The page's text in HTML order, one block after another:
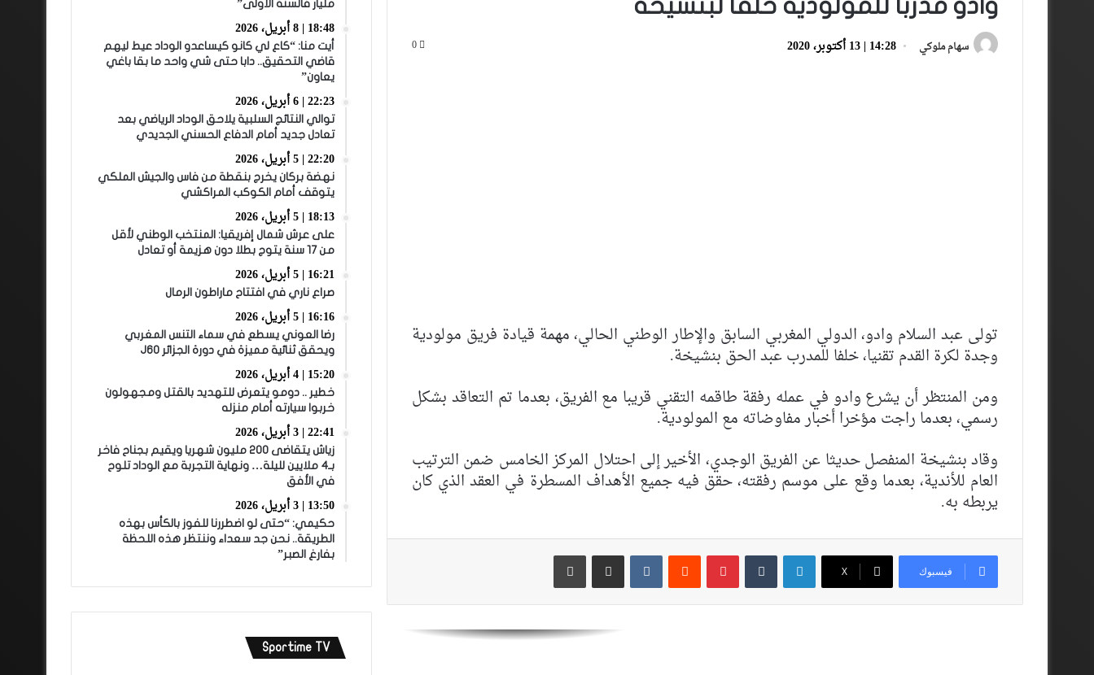
وادو مدربا للمولودية خلفا لبنشيخة
سهام ملوكي 14:28 | 13 أكتوبر، 2020 0
تولى عبد السلام وادو، الدولي المغربي السابق والإطار الوطني الحالي، مهمة قيادة فريق مولودية
وجدة لكرة القدم تقنيا، خلفا للمدرب عبد الحق بنشيخة.
ومن المنتظر أن يشرع وادو في عمله رفقة طاقمه التقني قريبا مع الفريق، بعدما تم التعاقد بشكل
رسمي، بعدما راجت مؤخرا أخبار مفاوضاته مع المولودية.
وقاد بنشيخة المنفصل حديثا عن الفريق الوجدي، الأخير إلى احتلال المركز الخامس ضمن الترتيب
العام للأندية، بعدما وقع على موسم رفقته، حقق فيه جميع الأهداف المسطرة في العقد الذي كان
يربطه به.
فيسبوك ‫X
لينكدإن بينتيريست مشاركة عبر البريد طباعة
تواصليا
ويباشر مهامه مع الوداد
حسنية أكادير
مؤجلات البطولة بعد التوقف الدولي
مليار فالسنة الأولى”
18:48 | 8 أبريل، 2026
أيت منا: “كاع لي كانو كيساعدو الوداد عيط ليهم
قاضي التحقيق.. دابا حتى شي واحد ما بقا باغي
يعاون”
22:23 | 6 أبريل، 2026
توالي النتائج السلبية يلاحق الوداد الرياضي بعد
تعادل جديد أمام الدفاع الحسني الجديدي
22:20 | 5 أبريل، 2026
نهضة بركان يخرج بنقطة من فاس والجيش الملكي
يتوقف أمام الكوكب المراكشي
18:13 | 5 أبريل، 2026
على عرش شمال إفريقيا: المنتخب الوطني لأقل
من 17 سنة يتوج بطلا دون هزيمة أو تعادل
16:21 | 5 أبريل، 2026
صراع ناري في افتتاح ماراطون الرمال
16:16 | 5 أبريل، 2026
رضا العوني يسطع في سماء التنس المغربي
ويحقق ثنائية مميزة في دورة الجزائر J60
15:20 | 4 أبريل، 2026
خطير .. دومو يتعرض للتهديد بالقتل ومجهولون
خربوا سيارته أمام منزله
22:41 | 3 أبريل، 2026
زياش يتقاضى 200 مليون شهريا ويقيم بجناح فاخر
بـ4 ملايين لليلة… ونهاية التجربة مع الوداد تلوح
في الأفق
13:50 | 3 أبريل، 2026
حكيمي: “حتى لو اضطررنا للفوز بالكأس بهذه
الطريقة.. نحن جد سعداء وننتظر هذه اللحظة
بفارغ الصبر”
Sportime TV